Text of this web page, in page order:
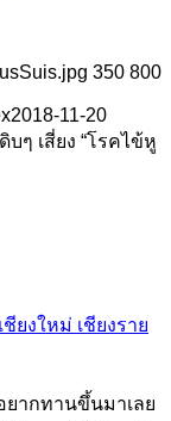
350 800
2018-11-20
บๆ เสี่ยง “โรคไข้หู
ากทานขึ้นมาเลย